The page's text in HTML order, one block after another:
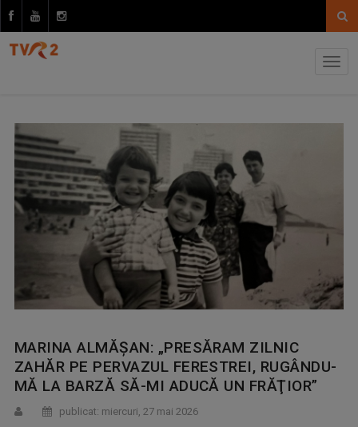
MARINA ALMĂŞAN: „PRESĂRAM ZILNIC
ZAHĂR PE PERVAZUL FERESTREI, RUGÂNDU-
MĂ LA BARZĂ SĂ-MI ADUCĂ UN FRĂŢIOR”
publicat: miercuri, 27 mai 2026